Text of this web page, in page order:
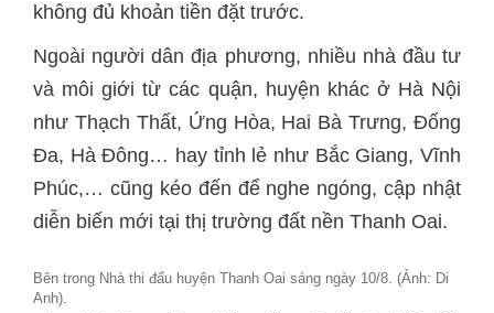
không đủ khoản tiền đặt trước.
Ngoài người dân địa phương, nhiều nhà đầu tư
và môi giới từ các quận, huyện khác ở Hà Nội
như Thạch Thất, Ứng Hòa, Hai Bà Trưng, Đống
Đa, Hà Đông… hay tỉnh lẻ như Bắc Giang, Vĩnh
Phúc,… cũng kéo đến để nghe ngóng, cập nhật
diễn biến mới tại thị trường đất nền Thanh Oai.
Bên trong Nhà thi đấu huyện Thanh Oai sáng ngày 10/8. (Ảnh: Di
Anh).